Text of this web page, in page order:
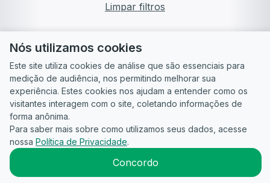
Limpar filtros
Guia do
Candidato
Para
empresas
Política de
Privacidade
Termos
2026CandidataAI
Nós utilizamos cookies
Este site utiliza cookies de análise que são essenciais para
medição de audiência, nos permitindo melhorar sua
experiência. Estes cookies nos ajudam a entender como os
visitantes interagem com o site, coletando informações de
forma anônima.
Para saber mais sobre como utilizamos seus dados, acesse
nossa Política de Privacidade.
Concordo